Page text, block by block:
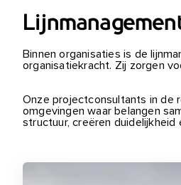
Binnen organisaties is de
organisatiekracht. Zij zorgen
Onze projectconsultants in de
omgevingen waar belangen
structuur, creëren